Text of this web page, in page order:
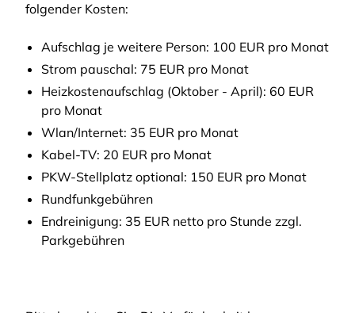
folgender Kosten:
Aufschlag je weitere Person: 100 EUR pro Monat
Strom pauschal: 75 EUR pro Monat
Heizkostenaufschlag (Oktober - April): 60 EUR
pro Monat
Wlan/Internet: 35 EUR pro Monat
Kabel-TV: 20 EUR pro Monat
PKW-Stellplatz optional: 150 EUR pro Monat
Rundfunkgebühren
Endreinigung: 35 EUR netto pro Stunde zzgl.
Parkgebühren